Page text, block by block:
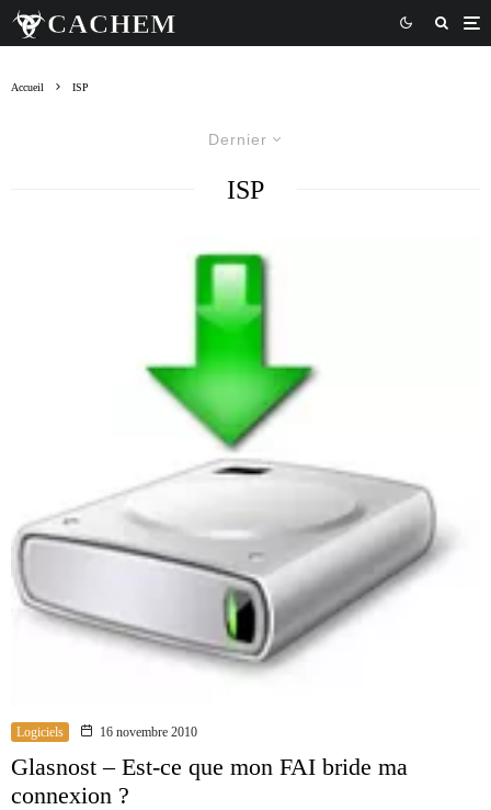
Accueil ISP
Dernier
ISP
Logiciels 16 novembre 2010
Glasnost – Est-ce que mon FAI bride ma
connexion ?